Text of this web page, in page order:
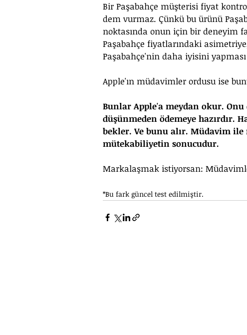
Bir Paşabahçe müşterisi fiyat
dem vurmaz. Çünkü bu ürünü
noktasında onun için bir deneyim
Paşabahçe fiyatlarındaki
Paşabahçe'nin daha iyisini
Apple'ın müdavimler ordusu ise
Bunlar Apple'a meydan okur. Onu
düşünmeden ödemeye hazırdır.
bekler. Ve bunu alır. Müdavim
mütekabiliyetin sonucudur.
Markalaşmak istiyorsan:
*Bu fark güncel test edilmiştir.